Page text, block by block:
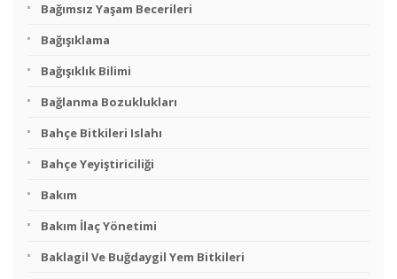
Bağımsız Yaşam Becerileri
Bağışıklama
Bağışıklık Bilimi
Bağlanma Bozuklukları
Bahçe Bitkileri Islahı
Bahçe Yeyiştiriciliği
Bakım
Bakım İlaç Yönetimi
Baklagil Ve Buğdaygil Yem Bitkileri